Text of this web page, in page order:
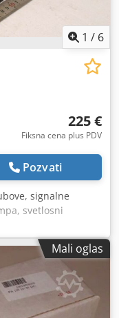
1 / 6
225 €
Fiksna cena plus PDV
Pozvati
signalne
svetlosni
signalom, blic
stub sa blic
- Napon:
1x signalni stub
- Težina: 0,8 kg
Mali oglas